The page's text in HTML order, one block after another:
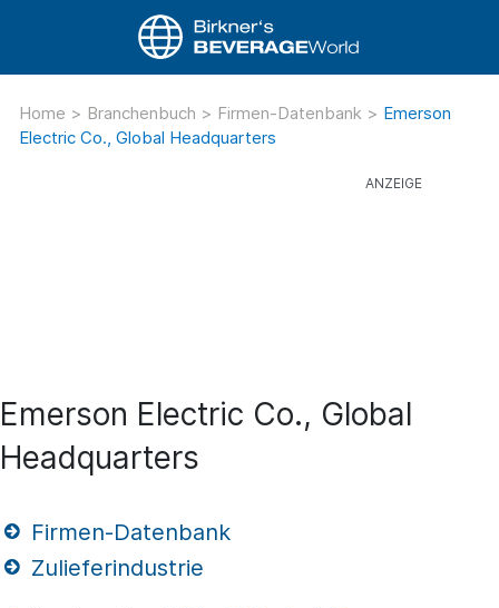
Home > Branchenbuch > Firmen-Datenbank > Emerson
Electric Co., Global Headquarters
Emerson Electric Co., Global
Headquarters
Firmen-Datenbank
Zulieferindustrie